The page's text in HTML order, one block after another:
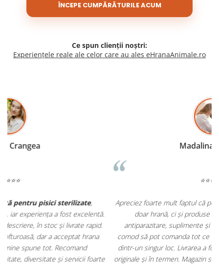
ÎNCEPE CUMPĂRĂTURILE ACUM
Ce spun clienții noștri:
Experiențele reale ale celor care au ales eHranaAnimale.ro
Apreciez foarte mult faptul că pe ehranaanimale.rogăsesc nu
doar hrană, ci și produse din
farmacia veterinară:
antiparazitare, suplimente și soluții de îngrijire. Este foarte
comod să pot comanda tot ce am nevoie pentru animalul meu
dintr-un singur loc. Livrarea a fost rapidă, iar produsele au fost
originale și în termen. Magazin serios, bine organizat și foarte util